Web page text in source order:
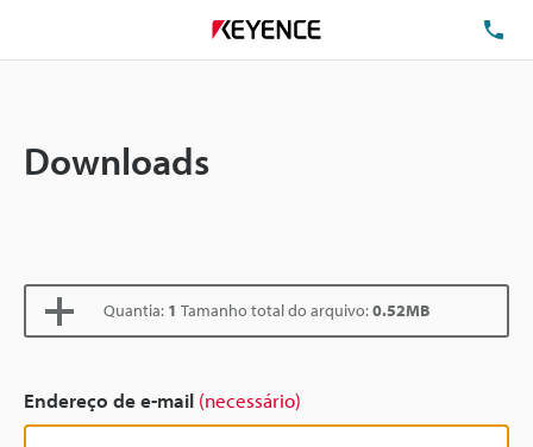
Downloads
Quantia: 1 Tamanho total do arquivo:0.52MB
Endereço de e-mail (necessário)